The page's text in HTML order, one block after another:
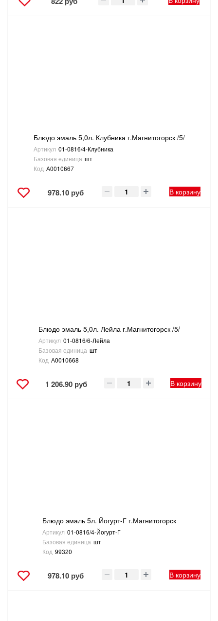
Блюдо эмаль 5,0л. Клубника г.Магнитогорск /5/
Артикул 01-0816/4-Клубника
Базовая единица шт
Код А0010667
978.10 руб В корзину
Блюдо эмаль 5,0л. Лейла г.Магнитогорск /5/
Артикул 01-0816/6-Лейла
Базовая единица шт
Код А0010668
1 206.90 руб В корзину
Блюдо эмаль 5л. Йогурт-Г г.Магнитогорск
Артикул 01-0816/4-Йогурт-Г
Базовая единица шт
Код 99320
978.10 руб В корзину